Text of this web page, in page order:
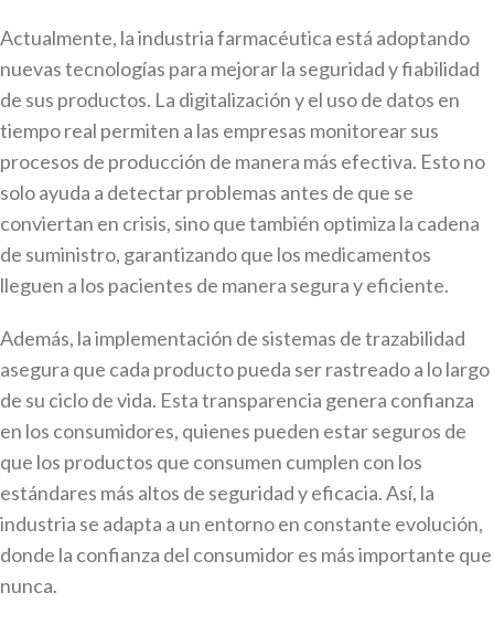
Actualmente, la industria farmacéutica está adoptando
nuevas tecnologías para mejorar la seguridad y fiabilidad
de sus productos. La digitalización y el uso de datos en
tiempo real permiten a las empresas monitorear sus
procesos de producción de manera más efectiva. Esto no
solo ayuda a detectar problemas antes de que se
conviertan en crisis, sino que también optimiza la cadena
de suministro, garantizando que los medicamentos
lleguen a los pacientes de manera segura y eficiente.
Además, la implementación de sistemas de trazabilidad
asegura que cada producto pueda ser rastreado a lo largo
de su ciclo de vida. Esta transparencia genera confianza
en los consumidores, quienes pueden estar seguros de
que los productos que consumen cumplen con los
estándares más altos de seguridad y eficacia. Así, la
industria se adapta a un entorno en constante evolución,
donde la confianza del consumidor es más importante que
nunca.